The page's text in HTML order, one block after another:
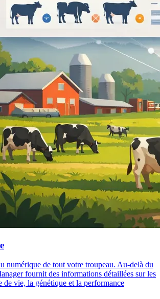
numérique de tout votre troupeau. Au-delà du
fournit des informations détaillées sur les
de vie, la génétique et la performance